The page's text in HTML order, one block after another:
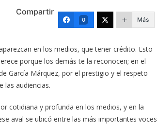
Compartir
0 Más
en los medios, que tener crédito. Esto
porque los demás te la reconocen; en el
García Márquez, por el prestigio y el respeto
las audiencias.
cotidiana y profunda en los medios, y en la
aval se ubicó entre las más importantes voces